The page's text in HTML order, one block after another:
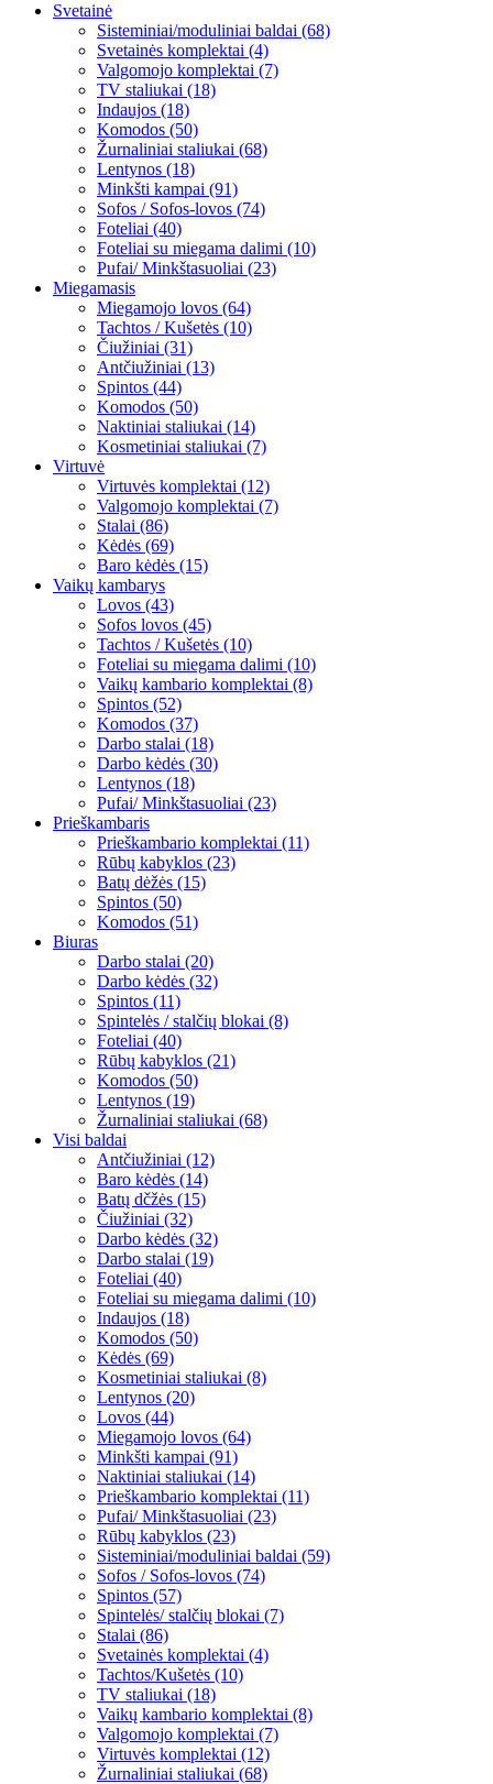
Svetainė
Sisteminiai/moduliniai baldai (68)
Svetainės komplektai (4)
Valgomojo komplektai (7)
TV staliukai (18)
Indaujos (18)
Komodos (50)
Žurnaliniai staliukai (68)
Lentynos (18)
Minkšti kampai (91)
Sofos / Sofos-lovos (74)
Foteliai (40)
Foteliai su miegama dalimi (10)
Pufai/ Minkštasuoliai (23)
Miegamasis
Miegamojo lovos (64)
Tachtos / Kušetės (10)
Čiužiniai (31)
Antčiužiniai (13)
Spintos (44)
Komodos (50)
Naktiniai staliukai (14)
Kosmetiniai staliukai (7)
Virtuvė
Virtuvės komplektai (12)
Valgomojo komplektai (7)
Stalai (86)
Kėdės (69)
Baro kėdės (15)
Vaikų kambarys
Lovos (43)
Sofos lovos (45)
Tachtos / Kušetės (10)
Foteliai su miegama dalimi (10)
Vaikų kambario komplektai (8)
Spintos (52)
Komodos (37)
Darbo stalai (18)
Darbo kėdės (30)
Lentynos (18)
Pufai/ Minkštasuoliai (23)
Prieškambaris
Prieškambario komplektai (11)
Rūbų kabyklos (23)
Batų dėžės (15)
Spintos (50)
Komodos (51)
Biuras
Darbo stalai (20)
Darbo kėdės (32)
Spintos (11)
Spintelės / stalčių blokai (8)
Foteliai (40)
Rūbų kabyklos (21)
Komodos (50)
Lentynos (19)
Žurnaliniai staliukai (68)
Visi baldai
Antčiužiniai (12)
Baro kėdės (14)
Batų dčžės (15)
Čiužiniai (32)
Darbo kėdės (32)
Darbo stalai (19)
Foteliai (40)
Foteliai su miegama dalimi (10)
Indaujos (18)
Komodos (50)
Kėdės (69)
Kosmetiniai staliukai (8)
Lentynos (20)
Lovos (44)
Miegamojo lovos (64)
Minkšti kampai (91)
Naktiniai staliukai (14)
Prieškambario komplektai (11)
Pufai/ Minkštasuoliai (23)
Rūbų kabyklos (23)
Sisteminiai/moduliniai baldai (59)
Sofos / Sofos-lovos (74)
Spintos (57)
Spintelės/ stalčių blokai (7)
Stalai (86)
Svetainės komplektai (4)
Tachtos/Kušetės (10)
TV staliukai (18)
Vaikų kambario komplektai (8)
Valgomojo komplektai (7)
Virtuvės komplektai (12)
Žurnaliniai staliukai (68)